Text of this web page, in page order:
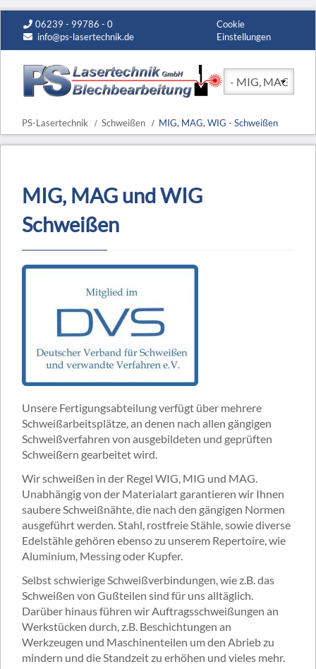
06239 - 99786 - 0
info@ps-lasertechnik.de
Cookie
Einstellungen
PS-Lasertechnik Schweißen MIG, MAG, WIG - Schweißen
MIG, MAG und WIG
Schweißen
Unsere Fertigungsabteilung verfügt über mehrere
Schweißarbeitsplätze, an denen nach allen gängigen
Schweißverfahren von ausgebildeten und geprüften
Schweißern gearbeitet wird.
Wir schweißen in der Regel WIG, MIG und MAG.
Unabhängig von der Materialart garantieren wir Ihnen
saubere Schweißnähte, die nach den gängigen Normen
ausgeführt werden. Stahl, rostfreie Stähle, sowie diverse
Edelstähle gehören ebenso zu unserem Repertoire, wie
Aluminium, Messing oder Kupfer.
Selbst schwierige Schweißverbindungen, wie z.B. das
Schweißen von Gußteilen sind für uns alltäglich.
Darüber hinaus führen wir Auftragsschweißungen an
Werkstücken durch, z.B. Beschichtungen an
Werkzeugen und Maschinenteilen um den Abrieb zu
mindern und die Standzeit zu erhöhen und vieles mehr.